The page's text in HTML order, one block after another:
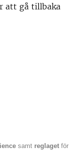
att gå tillbaka
samt reglaget för